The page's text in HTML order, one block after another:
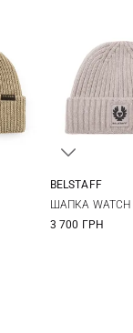
BELSTAFF
ШАПКА WATCH
3 700 ГРН